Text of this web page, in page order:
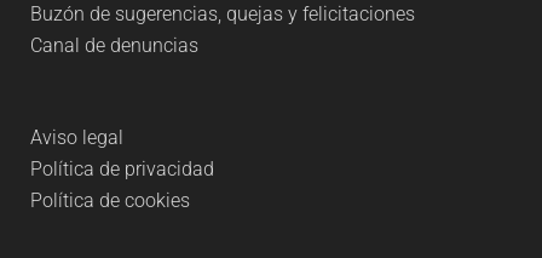
Buzón de sugerencias, quejas y felicitaciones
Canal de denuncias
Aviso legal
Política de privacidad
Política de cookies